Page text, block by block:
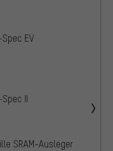
EV
II
SRAM-Ausleger